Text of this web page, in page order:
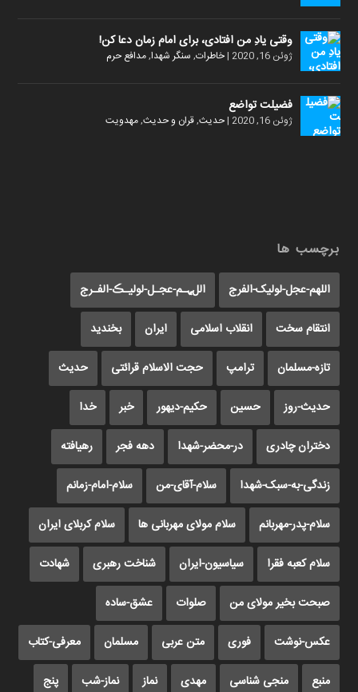
وقتی یادِ من افتادی، برای امام زمان دعا کن!
ژوئن 16, 2020 |خاطرات, سنگر شهدا,مدافع حرم
فضیلت تواضع
ژوئن 16, 2020 |حدیث,قران و حدیث,مهدویت
برچسب ها
اللهم-عجل-لولیک-الفرج اللﮩـم-عجـل-لولیـڪ-الفـرج
انتقام سخت انقلاب اسلامی ایران بخندید
تازه-مسلمان ترامپ حجت الاسلام قرائتی حدیث
حدیث-روز حسین حکیم-دیهور خبر خدا
دختران چادری در-محضر-شهدا دهه فجر رهیافته
زندگی-به-سبک-شهدا سلام-آقای-من سلام-امام-زمانم
سلام-پدر-مهربانم سلام مولای مهربانی ها سلام کربلای ایران
سلام کعبه فقرا سیاسیون-ایران شناخت رهبری شهادت
صبحت بخیر مولای من صلوات عشق-ساده
عکس-نوشت فوری متن عربی مسلمان معرفی-کتاب
منبع منجی شناسی مهدی نماز نماز-شب پنج